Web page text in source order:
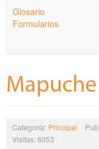
Glosario
Formularios
Mapuche
Categoría: Principal
Visitas: 6053